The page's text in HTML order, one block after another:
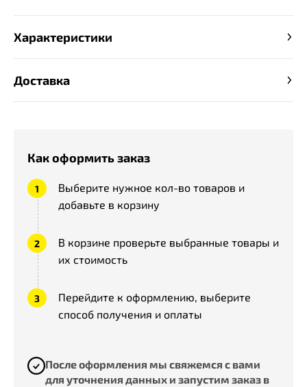
Как оформить заказ
Выберите нужное кол-во товаров и
добавьте в корзину
В корзине проверьте выбранные товары и
их стоимость
Перейдите к оформлению, выберите
способ получения и оплаты
После оформления мы свяжемся с вами
для уточнения данных и запустим заказ в
Характеристики
Доставка